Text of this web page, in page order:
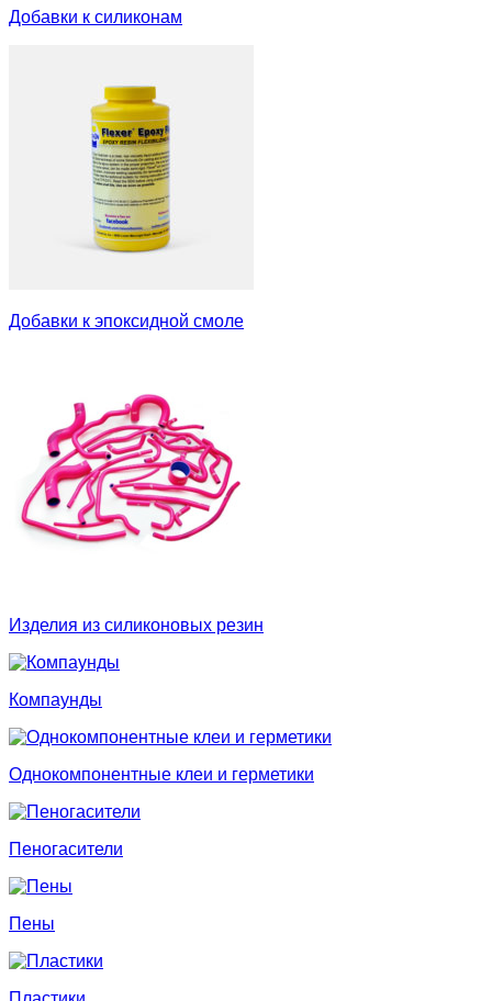
Добавки к силиконам
Добавки к эпоксидной смоле
Изделия из силиконовых резин
Компаунды
Однокомпонентные клеи и герметики
Пеногасители
Пены